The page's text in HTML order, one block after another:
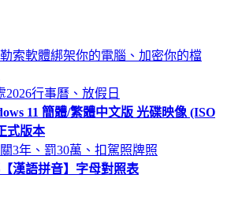
索軟體綁架你的電腦、加密你的檔
2026行事曆、放假日
11 簡體/繁體中文版 光碟映像 (ISO
式版本
3年、罰30萬、扣駕照牌照
【漢語拼音】字母對照表